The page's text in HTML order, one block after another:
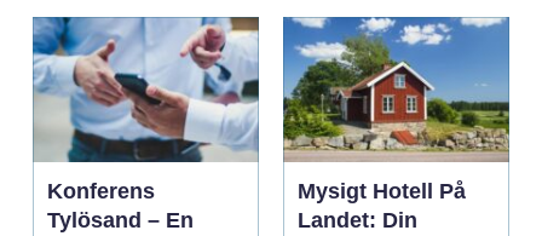
Konferens
Tylösand – En
Mysigt Hotell På
Landet: Din